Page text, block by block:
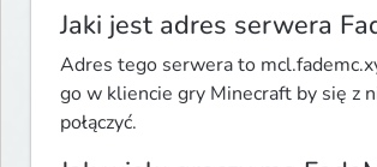
Jaki jest adres serwera
Adres tego serwera to
go w kliencie gry Minecraft by się z
połączyć.